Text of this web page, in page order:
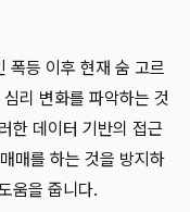
등 이후 현재 숨 고르
리 변화를 파악하는 것
한 데이터 기반의 접근
매를 하는 것을 방지하
움을 줍니다.